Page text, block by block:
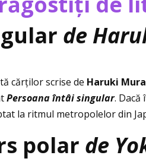
de
cărţilor scrise de Haruki
Persoana întâi singular. Dacă
la ritmul metropolelor din
polar de